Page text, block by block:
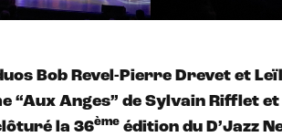
Bob Revel-Pierre Drevet et
“Aux Anges” de Sylvain Rifflet
la 36ème édition du D’Jazz